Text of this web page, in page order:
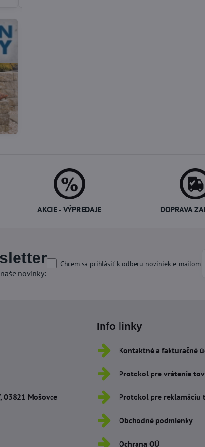
AKCIE - VÝPREDAJE DOPRAVA
novinky:
Chcem sa prihlásiť k odberu noviniek e-mailom
03821 Mošovce
Info linky
Kontaktné a fakturačné
Protokol pre vrátenie
Protokol pre reklamáciu
Obchodné podmienky
Ochrana OÚ